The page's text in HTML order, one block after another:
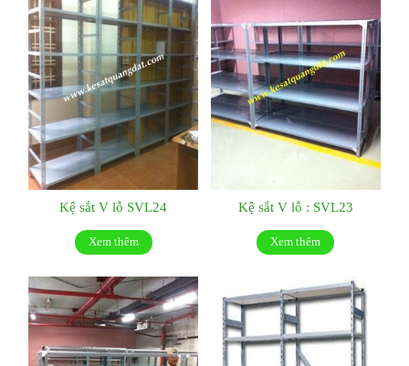
Kệ sắt V lỗ SVL24
Xem thêm
Kệ sắt V lỗ : SVL23
Xem thêm